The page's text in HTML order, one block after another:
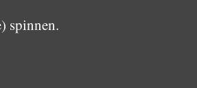
spinnen.